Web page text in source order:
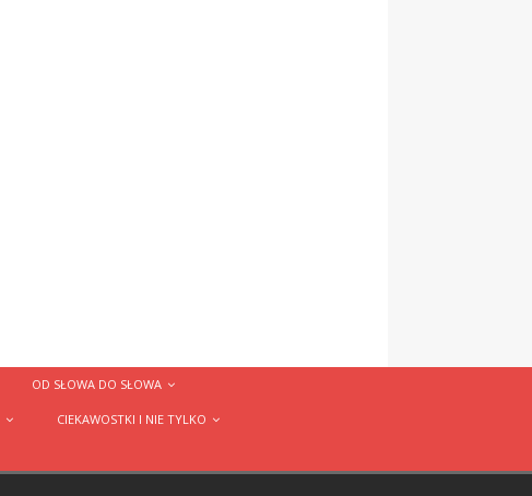
OD SŁOWA DO SŁOWA
CIEKAWOSTKI I NIE TYLKO